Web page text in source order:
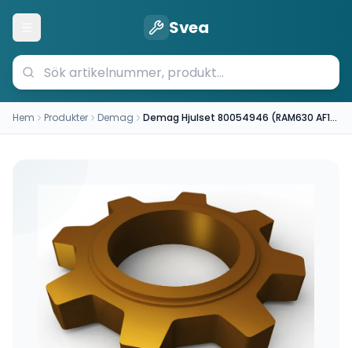
Öppna meny Svea
Hem Produkter Demag Demag Hjulset 80054946 (RAM630 AF18A110)